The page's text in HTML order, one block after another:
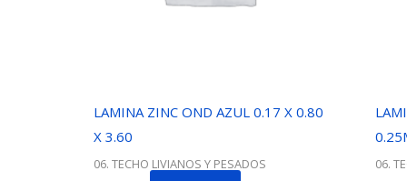
LAMINA ZINC OND AZUL 0.17 X 0.80
X 3.60
06. TECHO LIVIANOS Y PESADOS 06.